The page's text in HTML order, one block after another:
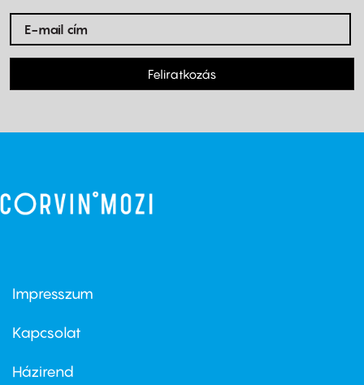
Feliratkozás
Footer
first
Impresszum
Kapcsolat
Footer
Házirend